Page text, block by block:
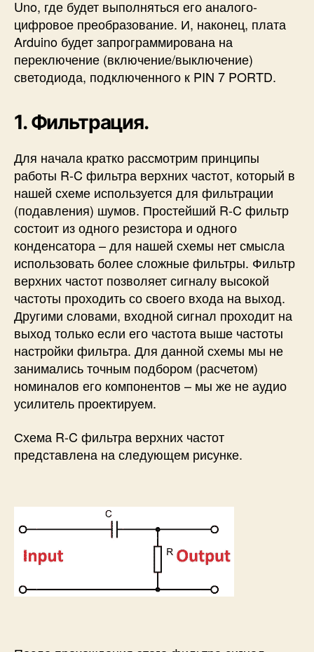
Uno, где будет выполняться его аналого-
цифровое преобразование. И, наконец, плата
Arduino будет запрограммирована на
переключение (включение/выключение)
светодиода, подключенного к PIN 7 PORTD.
1. Фильтрация.
Для начала кратко рассмотрим принципы
работы R-C фильтра верхних частот, который в
нашей схеме используется для фильтрации
(подавления) шумов. Простейший R-C фильтр
состоит из одного резистора и одного
конденсатора – для нашей схемы нет смысла
использовать более сложные фильтры. Фильтр
верхних частот позволяет сигналу высокой
частоты проходить со своего входа на выход.
Другими словами, входной сигнал проходит на
выход только если его частота выше частоты
настройки фильтра. Для данной схемы мы не
занимались точным подбором (расчетом)
номиналов его компонентов – мы же не аудио
усилитель проектируем.
Схема R-C фильтра верхних частот
представлена на следующем рисунке.